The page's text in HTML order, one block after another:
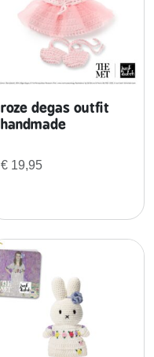
roze degas outfit
handmade
€ 19,95